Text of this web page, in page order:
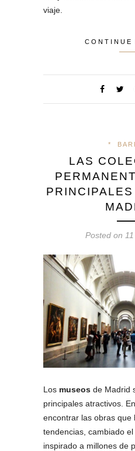
viaje.
CONTINUE
*
LAS
Posted on
Los museos de Madrid
principales atractivos.
encontrar las obras que
tendencias, cambiado
inspirado a millones de